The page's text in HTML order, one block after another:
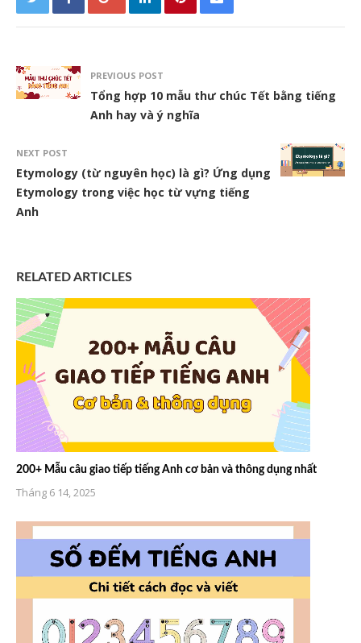
PREVIOUS POST
Tổng hợp 10 mẫu thư chúc Tết bằng tiếng
Anh hay và ý nghĩa
NEXT POST
Etymology (từ nguyên học) là gì? Ứng dụng
Etymology trong việc học từ vựng tiếng
Anh
RELATED ARTICLES
200+ Mẫu câu giao tiếp tiếng Anh cơ bản và thông dụng nhất
Tháng 6 14, 2025